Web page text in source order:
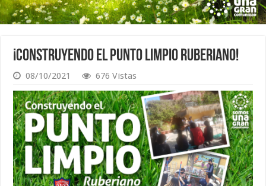
¡Construyendo el Punto Limpio Ruberiano!
08/10/2021 676 Vistas